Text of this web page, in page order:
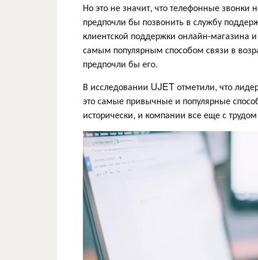
Но это не значит, что телефонные
предпочли бы позвонить в службу
клиентской поддержки онлайн-магазина
самым популярным способом связи в
предпочли бы его.
В исследовании UJET отметили, что
это самые привычные и популярные
исторически, и компании все еще с